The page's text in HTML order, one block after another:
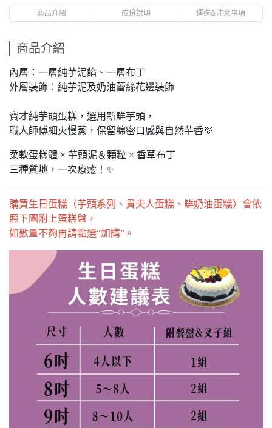
商品介紹 成份說明 運送&注意事項
商品介紹
內層：一層純芋泥餡、一層布丁
外層裝飾：純芋泥及奶油蕾絲花邊裝飾
寶才純芋頭蛋糕，選用新鮮芋頭，
職人師傅細火慢蒸，保留綿密口感與自然芋香💜
柔軟蛋糕體 × 芋頭泥＆顆粒 × 香草布丁
三種質地，一次療癒！✨
購買生日蛋糕（芋頭系列、貴夫人蛋糕、鮮奶油蛋糕）會依
照下圖附上蛋糕盤，
如數量不夠再請點選“加購”。